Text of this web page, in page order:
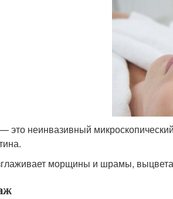
это неинвазивный
морщины и шрамы,